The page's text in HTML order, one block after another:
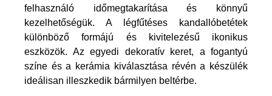
felhasználó időmegtakarítása és könnyű
kezelhetőségük. A légfűtéses kandallóbetétek
különböző formájú és kivitelezésű ikonikus
eszközök. Az egyedi dekoratív keret, a fogantyú
színe és a kerámia kiválasztása révén a készülék
ideálisan illeszkedik bármilyen beltérbe.